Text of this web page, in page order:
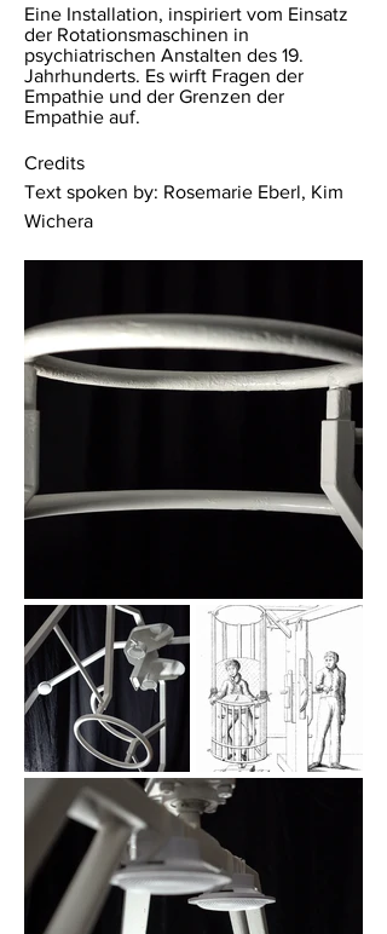
Eine Installation, inspiriert vom Einsatz
der Rotationsmaschinen in
psychiatrischen Anstalten des 19.
Jahrhunderts. Es wirft Fragen der
Empathie und der Grenzen der
Empathie auf.
Credits
Text spoken by: Rosemarie Eberl, Kim
Wichera